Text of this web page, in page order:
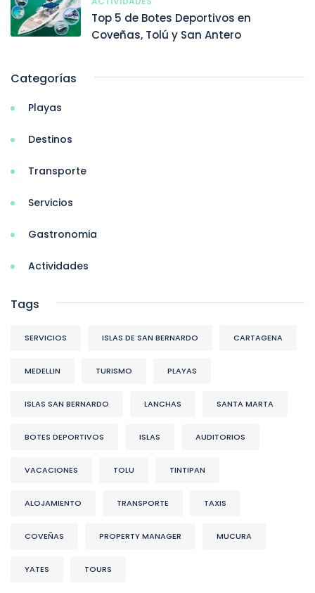
Top 5 de Botes Deportivos en
Coveñas, Tolú y San Antero
Categorías
Playas
Destinos
Transporte
Servicios
Gastronomia
Actividades
Tags
SERVICIOS ISLAS DE SAN BERNARDO CARTAGENA
MEDELLIN TURISMO PLAYAS
ISLAS SAN BERNARDO LANCHAS SANTA MARTA
BOTES DEPORTIVOS ISLAS AUDITORIOS
VACACIONES TOLU TINTIPAN
ALOJAMIENTO TRANSPORTE TAXIS
COVEÑAS PROPERTY MANAGER MUCURA
YATES TOURS